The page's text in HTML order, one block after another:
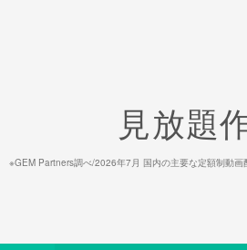
見放題
※GEM Partners調べ/2026年7⽉ 国内の主要な定額制動画